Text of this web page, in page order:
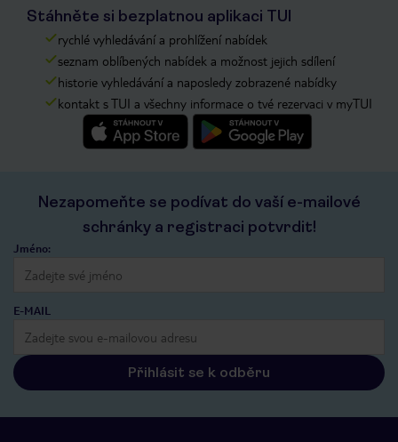
Stáhněte si bezplatnou aplikaci TUI
rychlé vyhledávání a prohlížení nabídek
seznam oblíbených nabídek a možnost jejich sdílení
historie vyhledávání a naposledy zobrazené nabídky
kontakt s TUI a všechny informace o tvé rezervaci v myTUI
Nezapomeňte se podívat do vaší e-mailové
schránky a registraci potvrdit!
Jméno:
E-MAIL
Přihlásit se k odběru